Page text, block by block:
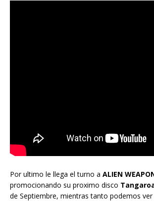
Por ultimo le llega el turno a ALIEN
promocionando su proximo disco
de Septiembre, mientras tanto podemos